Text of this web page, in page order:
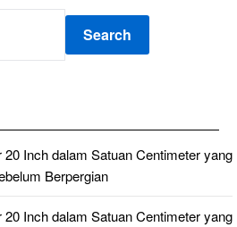
Search
Inch dalam Satuan Centimeter yang
Berpergian
Inch dalam Satuan Centimeter yang